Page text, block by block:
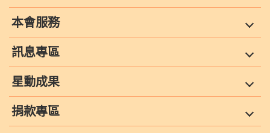
本會服務
訊息專區
星動成果
捐款專區